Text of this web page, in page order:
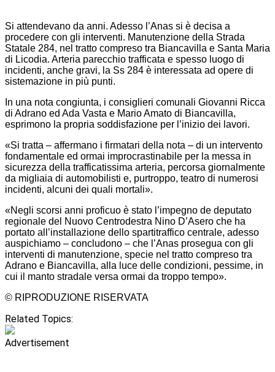
Si attendevano da anni. Adesso l’Anas si è decisa a
procedere con gli interventi. Manutenzione della Strada
Statale 284, nel tratto compreso tra Biancavilla e Santa Maria
di Licodia. Arteria parecchio trafficata e spesso luogo di
incidenti, anche gravi, la Ss 284 è interessata ad opere di
sistemazione in più punti.
In una nota congiunta, i consiglieri comunali Giovanni Ricca
di Adrano ed Ada Vasta e Mario Amato di Biancavilla,
esprimono la propria soddisfazione per l’inizio dei lavori.
«Si tratta – affermano i firmatari della nota – di un intervento
fondamentale ed ormai improcrastinabile per la messa in
sicurezza della trafficatissima arteria, percorsa giornalmente
da migliaia di automobilisti e, purtroppo, teatro di numerosi
incidenti, alcuni dei quali mortali».
«Negli scorsi anni proficuo è stato l’impegno de deputato
regionale del Nuovo Centrodestra Nino D’Asero che ha
portato all’installazione dello spartitraffico centrale, adesso
auspichiamo – concludono – che l’Anas prosegua con gli
interventi di manutenzione, specie nel tratto compreso tra
Adrano e Biancavilla, alla luce delle condizioni, pessime, in
cui il manto stradale versa ormai da troppo tempo».
© RIPRODUZIONE RISERVATA
Related Topics:
Advertisement